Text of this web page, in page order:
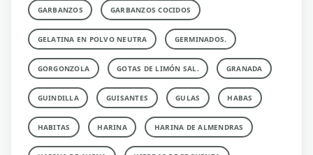
GARBANZOS GARBANZOS COCIDOS
GELATINA EN POLVO NEUTRA GERMINADOS.
GORGONZOLA GOTAS DE LIMÓN SAL. GRANADA
GUINDILLA GUISANTES GULAS HABAS
HABITAS HARINA HARINA DE ALMENDRAS